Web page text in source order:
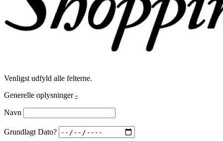
Venligst udfyld alle felterne.
Generelle oplysninger -
Navn
Grundlagt Dato?